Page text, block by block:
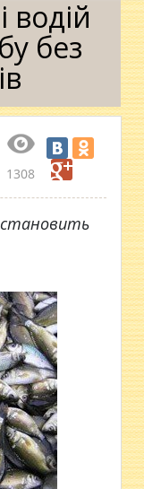
без
1308
становить